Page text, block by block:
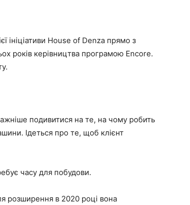
ініціативи House of Denza прямо з
років керівництва програмою Encore.
подивитися на те, на чому робить
Ідеться про те, щоб клієнт
часу для побудови.
розширення в 2020 році вона